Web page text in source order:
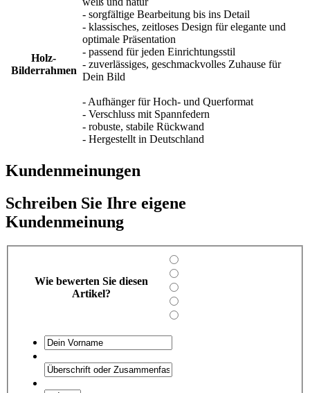
Holz-
Bilderrahmen
- sorgfältige Bearbeitung bis ins Detail
- klassisches, zeitloses Design für elegante und
optimale Präsentation
- passend für jeden Einrichtungsstil
- zuverlässiges, geschmackvolles Zuhause für
Dein Bild
- Aufhänger für Hoch- und Querformat
- Verschluss mit Spannfedern
- robuste, stabile Rückwand
- Hergestellt in Deutschland
Kundenmeinungen
Schreiben Sie Ihre eigene
Kundenmeinung
Wie bewerten Sie diesen
Artikel?